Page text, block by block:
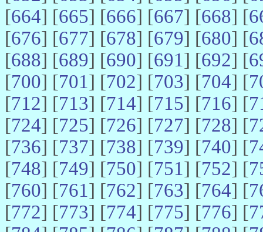
[664] [665] [666] [667] [668] [
[676] [677] [678] [679] [680] [
[688] [689] [690] [691] [692] [
[700] [701] [702] [703] [704] [
[712] [713] [714] [715] [716] [
[724] [725] [726] [727] [728] [
[736] [737] [738] [739] [740] [
[748] [749] [750] [751] [752] [
[760] [761] [762] [763] [764] [
[772] [773] [774] [775] [776] [